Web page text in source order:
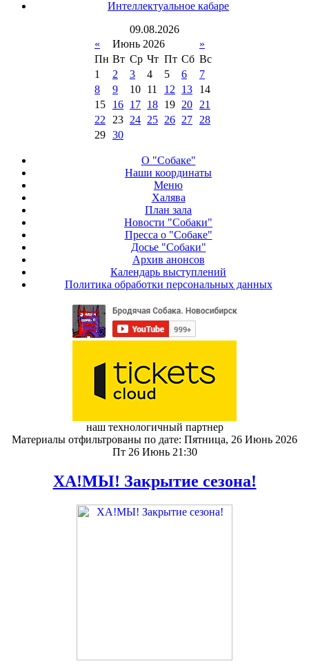
Интеллектуальное кабаре
09.08.2026
«
Июнь 2026
»
Пн Вт Ср Чт Пт Сб Вс
1
2 3 4 5 6
7
8
9 10 11 12 13
14
15
16 17 18 19 20
21
22
23 24 25 26 27
28
29 30
О "Собаке"
Наши координаты
Меню
Халява
План зала
Новости "Собаки"
Пресса о "Собаке"
Досье "Собаки"
Архив анонсов
Календарь выступлений
Политика обработки персональных данных
наш технологичный партнер
Материалы отфильтрованы по дате: Пятница, 26 Июнь 2026
Пт 26 Июнь 21:30
ХА!МЫ! Закрытие сезона!